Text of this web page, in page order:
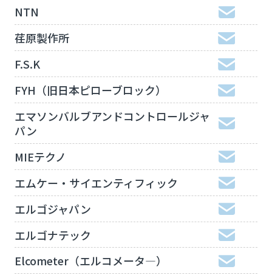
NTN
荏原製作所
F.S.K
FYH（旧日本ピローブロック）
エマソンバルブアンドコントロールジャ
パン
MIEテクノ
エムケー・サイエンティフィック
エルゴジャパン
エルゴナテック
Elcometer（エルコメータ―）